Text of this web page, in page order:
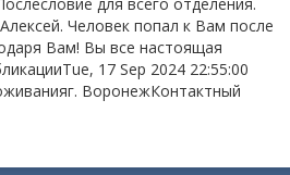
Человек попал к Вам после
Вам! Вы все настоящая
17 Sep 2024 22:55:00
ВоронежКонтактный